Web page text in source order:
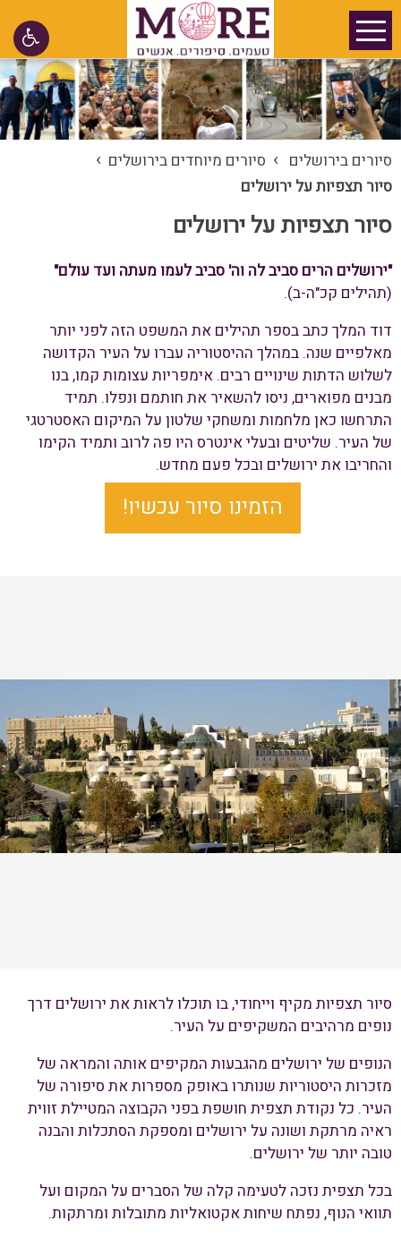
סיורים בירושלים › סיורים מיוחדים בירושלים ›
סיור תצפיות על ירושלים
סיור תצפיות על ירושלים
"ירושלים הרים סביב לה וה' סביב לעמו מעתה ועד עולם"
(תהילים קכ"ה-ב).
דוד המלך כתב בספר תהילים את המשפט הזה לפני יותר
מאלפיים שנה. במהלך ההיסטוריה עברו על העיר הקדושה
לשלוש הדתות שינויים רבים. אימפריות עצומות קמו, בנו
מבנים מפוארים, ניסו להשאיר את חותמם ונפלו. תמיד
התרחשו כאן מלחמות ומשחקי שלטון על המיקום האסטרטגי
של העיר. שליטים ובעלי אינטרס היו פה לרוב ותמיד הקימו
והחריבו את ירושלים ובכל פעם מחדש.
הזמינו סיור עכשיו!
סיור תצפיות מקיף וייחודי, בו תוכלו לראות את ירושלים דרך
נופים מרהיבים המשקיפים על העיר.
הנופים של ירושלים מהגבעות המקיפים אותה והמראה של
מזכרות היסטוריות שנותרו באופק מספרות את סיפורה של
העיר. כל נקודת תצפית חושפת בפני הקבוצה המטיילת זווית
ראיה מרתקת ושונה על ירושלים ומספקת הסתכלות והבנה
טובה יותר של ירושלים.
בכל תצפית נזכה לטעימה קלה של הסברים על המקום ועל
תוואי הנוף, נפתח שיחות אקטואליות מתובלות ומרתקות.